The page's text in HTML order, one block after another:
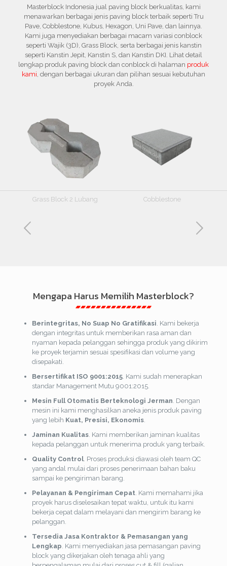
Masterblock Indonesia jual paving block berkualitas, kami
menawarkan berbagai jenis paving block terbaik seperti Tru
Pave, Cobblestone, Kubus, Hexagon, Uni Pave, dan lainnya.
Kami juga menyediakan berbagai macam variasi conblock
seperti Wajik (3D), Grass Block, serta berbagai jenis kanstin
seperti Kanstin Jepit, Kanstin S, dan Kanstin DKI. Lihat detail
lengkap produk paving block dan conblock di halaman produk
kami, dengan berbagai ukuran dan pilihan sesuai kebutuhan
proyek Anda.
Kubus Hexagon
Mengapa Harus Memilih Masterblock?
Berintegritas, No Suap No Gratifikasi. Kami bekerja
dengan integritas untuk memberikan rasa aman dan
nyaman kepada pelanggan sehingga produk yang dikirim
ke proyek terjamin sesuai spesifikasi dan volume yang
disepakati.
Bersertifikat ISO 9001:2015. Kami sudah menerapkan
standar Management Mutu 9001:2015.
Mesin Full Otomatis Berteknologi Jerman. Dengan
mesin ini kami menghasilkan aneka jenis produk paving
yang lebih Kuat, Presisi, Ekonomis.
Jaminan Kualitas. Kami memberikan jaminan kualitas
kepada pelanggan untuk menerima produk yang terbaik.
Quality Control. Proses produksi diawasi oleh team QC
yang andal mulai dari proses penerimaan bahan baku
sampai ke pengiriman barang.
Pelayanan & Pengiriman Cepat. Kami memahami jika
proyek harus diselesaikan tepat waktu, untuk itu kami
bekerja cepat dalam melayani dan mengirim barang ke
pelanggan.
Tersedia Jasa Kontraktor & Pemasangan yang
Lengkap. Kami menyediakan jasa pemasangan paving
block yang dikerjakan oleh tenaga ahli yang